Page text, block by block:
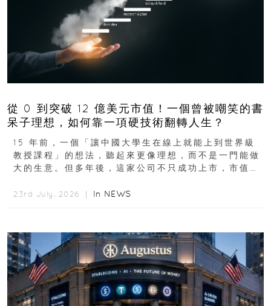
從 0 到突破 12 億美元市值！一個曾被嘲笑的書
呆子理想，如何靠一項硬技術翻轉人生？
15 年前，一個「讓中國大學生在線上就能上到世界級
教授課程」的想法，聽起來更像理想，而不是一門能做
大的生意。但多年後，這家公司不只成功上市，市值更
23rd July, 2026 ｜ In NEWS